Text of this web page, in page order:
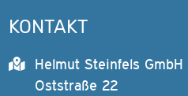
KONTAKT
Helmut Steinfels GmbH
Oststraße 22